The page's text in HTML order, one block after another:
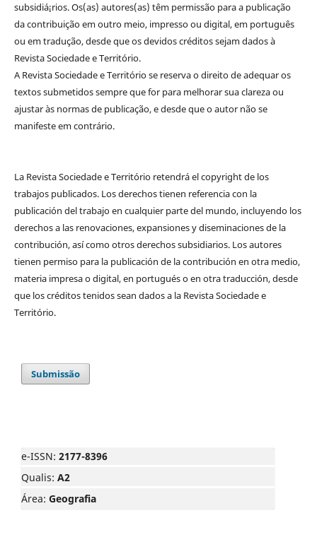
subsidiá¡rios. Os(as) autores(as) têm permissão para a publicação
da contribuição em outro meio, impresso ou digital, em português
ou em tradução, desde que os devidos créditos sejam dados à
Revista Sociedade e Território.
A Revista Sociedade e Território se reserva o direito de adequar os
textos submetidos sempre que for para melhorar sua clareza ou
ajustar às normas de publicação, e desde que o autor não se
manifeste em contrário.
La Revista Sociedade e Território retendrá el copyright de los
trabajos publicados. Los derechos tienen referencia con la
publicación del trabajo en cualquier parte del mundo, incluyendo los
derechos a las renovaciones, expansiones y diseminaciones de la
contribución, así como otros derechos subsidiarios. Los autores
tienen permiso para la publicación de la contribución en otra medio,
materia impresa o digital, en portugués o en otra traducción, desde
que los créditos tenidos sean dados a la Revista Sociedade e
Território.
Submissão
e-ISSN: 2177-8396
Qualis: A2
Área: Geografia